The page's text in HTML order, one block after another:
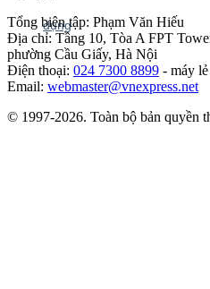
Tổng biên tập: Phạm Văn Hiếu
Địa chỉ: Tầng 10, Tòa A FPT
phường Cầu Giấy, Hà Nội
Điện thoại: 024 7300 8899 - máy
Email: webmaster@vnexpress.net
© 1997-2026. Toàn bộ bản quyền